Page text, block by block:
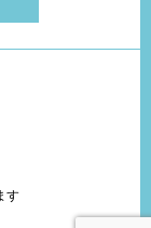
す